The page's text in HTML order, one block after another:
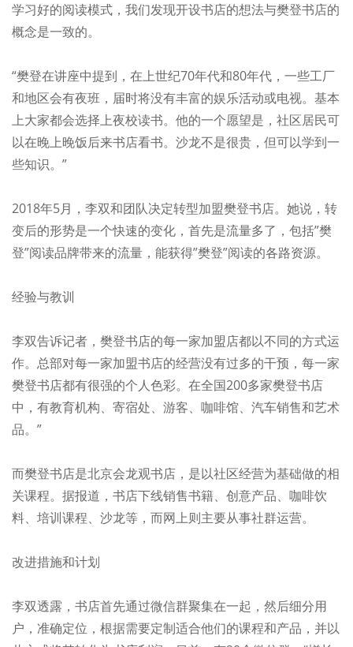
学习好的阅读模式，我们发现开设书店的想法与樊登书店的
概念是一致的。
“樊登在讲座中提到，在上世纪70年代和80年代，一些工厂
和地区会有夜班，届时将没有丰富的娱乐活动或电视。基本
上大家都会选择上夜校读书。他的一个愿望是，社区居民可
以在晚上晚饭后来书店看书。沙龙不是很贵，但可以学到一
些知识。”
2018年5月，李双和团队决定转型加盟樊登书店。她说，转
变后的形势是一个快速的变化，首先是流量多了，包括”樊
登”阅读品牌带来的流量，能获得”樊登”阅读的各路资源。
经验与教训
李双告诉记者，樊登书店的每一家加盟店都以不同的方式运
作。总部对每一家加盟书店的经营没有过多的干预，每一家
樊登书店都有很强的个人色彩。在全国200多家樊登书店
中，有教育机构、寄宿处、游客、咖啡馆、汽车销售和艺术
品。”
而樊登书店是北京会龙观书店，是以社区经营为基础做的相
关课程。据报道，书店下线销售书籍、创意产品、咖啡饮
料、培训课程、沙龙等，而网上则主要从事社群运营。
改进措施和计划
李双透露，书店首先通过微信群聚集在一起，然后细分用
户，准确定位，根据需要定制适合他们的课程和产品，并以